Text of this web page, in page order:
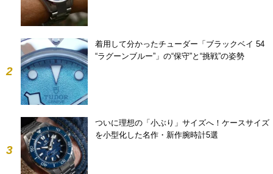
2
着用して分かったチューダー「ブラックベイ 54
“ラグーンブルー”」の“保守”と“挑戦”の姿勢
3
ついに理想の「小ぶり」サイズへ！ケースサイズ
を小型化した名作・新作腕時計5選